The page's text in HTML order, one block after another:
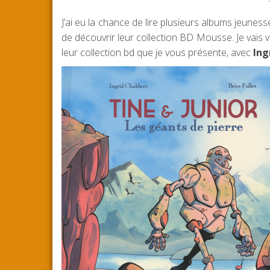
J’ai eu la chance de lire plusieurs albums
de découvrir leur collection BD Mousse. Je vais
leur collection bd que je vous présente, avec